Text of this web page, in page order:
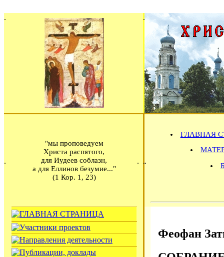
"мы проповедуем
Христа распятого,
для Иудеев соблазн,
а для Еллинов безумие..."
(1 Кор. 1, 23)
ГЛАВНАЯ
Феофан